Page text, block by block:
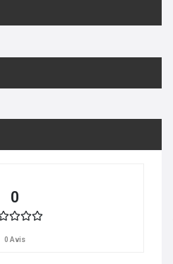
0
0 Avis